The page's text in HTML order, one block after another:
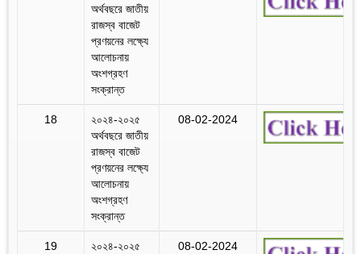
অর্থবছরে জাতীয়
রাজস্ব বাজেট
প্রণয়নের লক্ষ্যে
আলোচনায়
অংশগ্রহণ
সংক্রান্ত
18
২০২৪-২০২৫
অর্থবছরে জাতীয়
রাজস্ব বাজেট
প্রণয়নের লক্ষ্যে
আলোচনায়
অংশগ্রহণ
সংক্রান্ত
08-02-2024
19
২০২৪-২০২৫
08-02-2024